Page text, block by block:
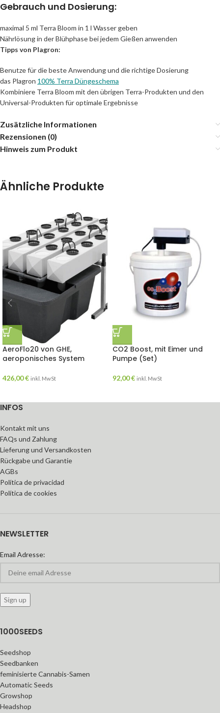
Gebrauch und Dosierung:
maximal 5 ml Terra Bloom in 1 l Wasser geben
Nährlösung in der Blühphase bei jedem Gießen anwenden
Tipps von Plagron:
Benutze für die beste Anwendung und die richtige Dosierung
das Plagron 100% Terra Düngeschema
Kombiniere Terra Bloom mit den übrigen Terra-Produkten und den
Universal-Produkten für optimale Ergebnisse
Zusätzliche Informationen
Rezensionen (0)
Hinweis zum Produkt
Ähnliche Produkte
AeroFlo20 von GHE,
aeroponisches System
426,00€ inkl. MwSt
CO2 Boost, mit Eimer und
Pumpe (Set)
92,00€ inkl. MwSt
INFOS
Kontakt mit uns
FAQs und Zahlung
Lieferung und Versandkosten
Rückgabe und Garantie
AGBs
Política de privacidad
Política de cookies
NEWSLETTER
Email Adresse:
1000SEEDS
Seedshop
Seedbanken
feminisierte Cannabis-Samen
Automatic Seeds
Growshop
Headshop